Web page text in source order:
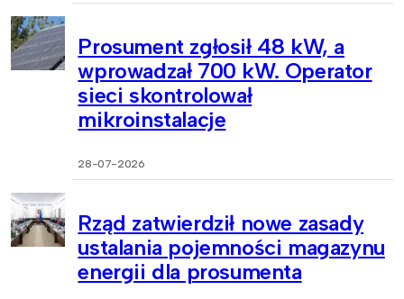
Prosument zgłosił 48 kW, a
wprowadzał 700 kW. Operator
sieci skontrolował
mikroinstalacje
28-07-2026
Rząd zatwierdził nowe zasady
ustalania pojemności magazynu
energii dla prosumenta